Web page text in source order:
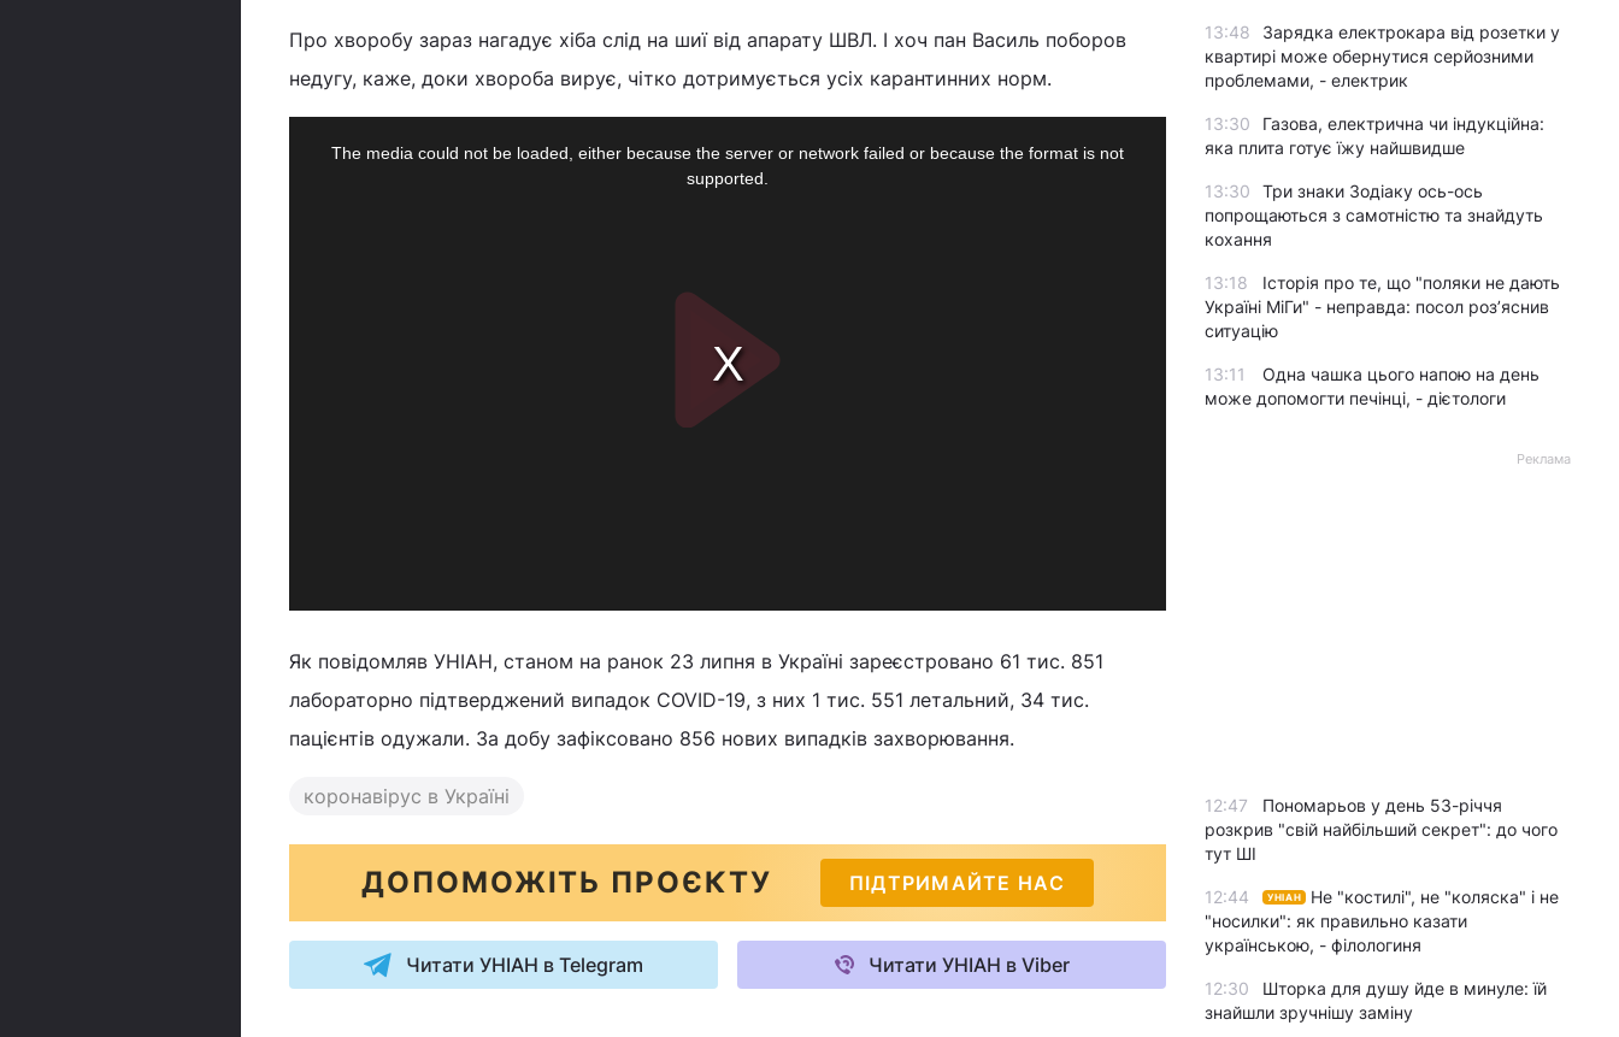
Про хворобу зараз нагадує хіба слід на шиї від апарату ШВЛ. І хоч пан Василь поборов
недугу, каже, доки хвороба вирує, чітко дотримується усіх карантинних норм.
Як повідомляв УНІАН, станом на ранок 23 липня в Україні зареєстровано 61 тис. 851
лабораторно підтверджений випадок COVID-19, з них 1 тис. 551 летальний, 34 тис.
пацієнтів одужали. За добу зафіксовано 856 нових випадків захворювання.
коронавірус в Україні
ДОПОМОЖІТЬ ПРОЄКТУ ПІДТРИМАЙТЕ НАС
Читати УНІАН в Telegram Читати УНІАН в Viber
13:48
Зарядка електрокара від розетки у
квартирі може обернутися серйозними
проблемами, - електрик
13:30
Газова, електрична чи індукційна:
яка плита готує їжу найшвидше
13:30
Три знаки Зодіаку ось-ось
попрощаються з самотністю та знайдуть
кохання
13:18
Історія про те, що "поляки не дають
Україні МіГи" - неправда: посол роз’яснив
ситуацію
13:11
Одна чашка цього напою на день
може допомогти печінці, - дієтологи
Реклама
12:47
Пономарьов у день 53-річчя
розкрив "свій найбільший секрет": до чого
тут ШІ
12:44 УНІАН
Не "костилі", не "коляска" і не
"носилки": як правильно казати
українською, - філологиня
12:30
Шторка для душу йде в минуле: їй
знайшли зручнішу заміну